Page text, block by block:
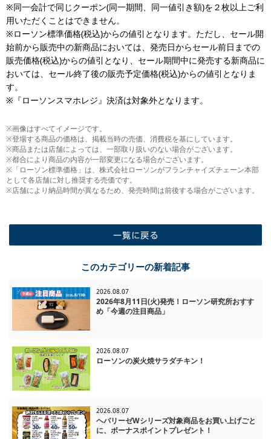
※同一会計で同じクーポン(同一期間、同一値引き額)を２枚以上ご利
用いただくことはできません。
※ローソン標準価格(税込)からの値引となります。ただし、セール開
始前から販売中の新商品においては、発売日からセール前日までの
販売価格(税込)からの値引となり、セール期間中に発売する新商品に
おいては、セール終了後の販売予定価格(税込)からの値引となりま
す。
※『ローソンスマホレジ』決済は対象外となります。
※画像はすべてイメージです。
※登場する商品の価格は、掲載当時の売価、消費税を基にしています。
※商品または店舗によっては、一部取り扱いのない場合がございます。
※都合により商品の内容が一部変更になる場合がございます。
※「ローソン標準価格」は、株式会社ローソンがフランチャイズチェーン本部
として各店舗に対し推奨する売価です。
※店舗により納品時間が異なるため、発売時間は前後する場合がございます。
このカテゴリーの新着記事
2026.08.07
2026年8月11日(火)発売！ローソン研究所おすす
め「今週の注目商品」
2026.08.07
ローソンの炭火焼サラダチキン！
2026.08.07
ヘパリーゼWシリーズ対象商品をお買い上げごと
に、ボーナスポイントプレゼント！